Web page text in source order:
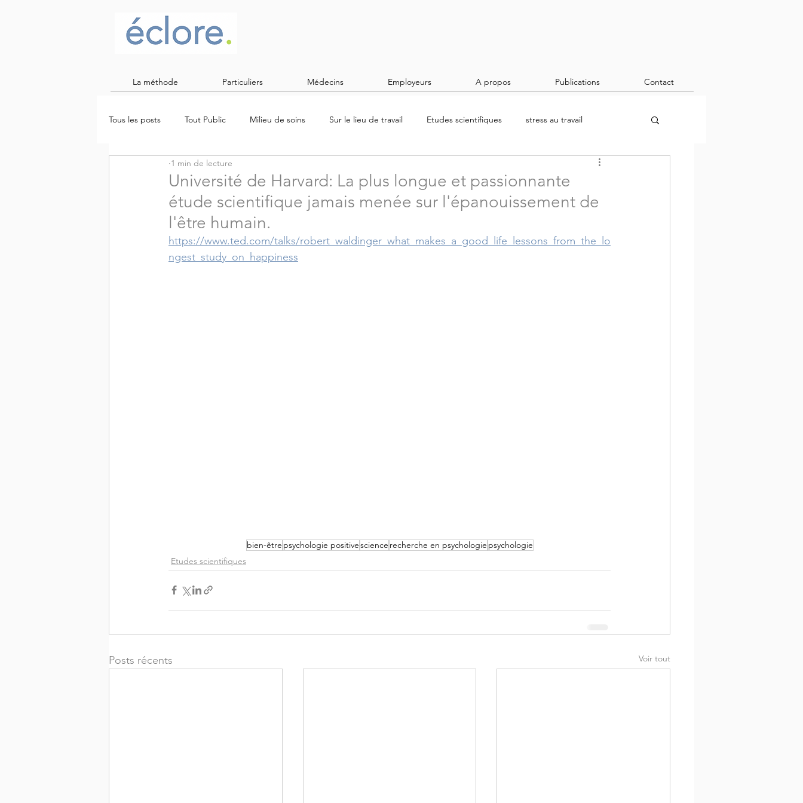
La méthode Particuliers Médecins Employeurs A propos Publications Contact
Tous les posts Tout Public Milieu de soins Sur le lieu de travail Etudes scientifiques stress au travail
charge mentale
Université de Harvard: La plus longue et passionnante
étude scientifique jamais menée sur l'épanouissement de
l'être humain.
1 min de lecture
https://www.ted.com/talks/robert_waldinger_what_makes_a_good_life_lessons_from_the_lo
ngest_study_on_happiness
bien-être psychologie positivescience recherche en psychologie psychologie
Etudes scientifiques
Posts récents Voir tout